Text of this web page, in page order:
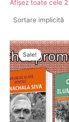
Afișez toate cele
Sale!
Prețul
inițial
a
fost:
97.00 lei.